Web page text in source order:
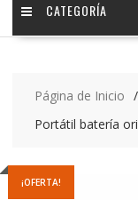
CATEGORÍA
Página de Inicio
Portátil batería
¡OFERTA!